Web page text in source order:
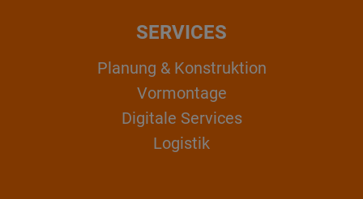
SERVICES
Planung & Konstruktion
Vormontage
Digitale Services
Logistik